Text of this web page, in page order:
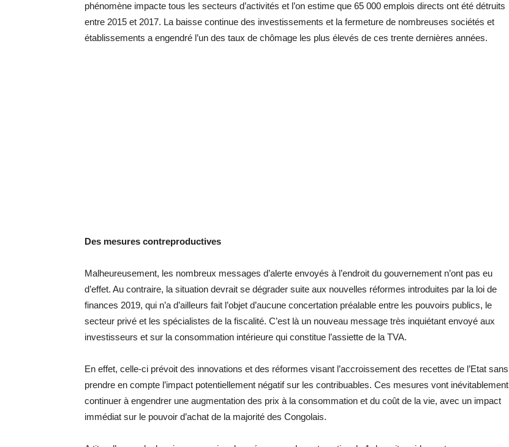
phénomène impacte tous les secteurs d’activités et l’on estime que 65 000 emplois directs ont été détruits
entre 2015 et 2017. La baisse continue des investissements et la fermeture de nombreuses sociétés et
établissements a engendré l’un des taux de chômage les plus élevés de ces trente dernières années.
Des mesures contreproductives
Malheureusement, les nombreux messages d’alerte envoyés à l’endroit du gouvernement n’ont pas eu
d’effet. Au contraire, la situation devrait se dégrader suite aux nouvelles réformes introduites par la loi de
finances 2019, qui n’a d’ailleurs fait l’objet d’aucune concertation préalable entre les pouvoirs publics, le
secteur privé et les spécialistes de la fiscalité. C’est là un nouveau message très inquiétant envoyé aux
investisseurs et sur la consommation intérieure qui constitue l’assiette de la TVA.
En effet, celle-ci prévoit des innovations et des réformes visant l’accroissement des recettes de l’Etat sans
prendre en compte l’impact potentiellement négatif sur les contribuables. Ces mesures vont inévitablement
continuer à engendrer une augmentation des prix à la consommation et du coût de la vie, avec un impact
immédiat sur le pouvoir d’achat de la majorité des Congolais.